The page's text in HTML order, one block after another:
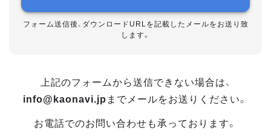
フォーム送信後、ダウンロードURLを記載したメールをお送り致
します。
上記のフォームから送信できない場合は、
info@kaonavi.jp までメールをお送りください。
お電話でのお問い合わせも承っております。